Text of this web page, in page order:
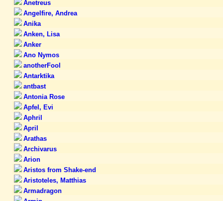
Anetreus
Angelfire, Andrea
Anika
Anken, Lisa
Anker
Ano Nymos
anotherFool
Antarktika
antbast
Antonia Rose
Apfel, Evi
Aphril
April
Arathas
Archivarus
Arion
Aristos from Shake-end
Aristoteles, Matthias
Armadragon